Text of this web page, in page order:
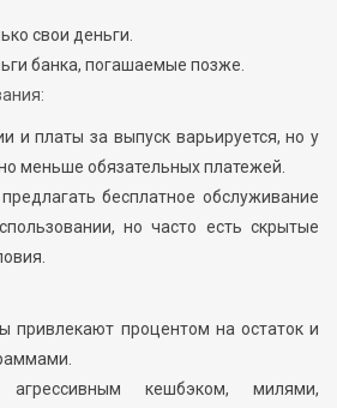
свои деньги.
банка, погашаемые позже.
и платы за выпуск варьируется, но у
меньше обязательных платежей.
бесплатное обслуживание
но часто есть скрытые
привлекают процентом на остаток и
кешбэком, милями,